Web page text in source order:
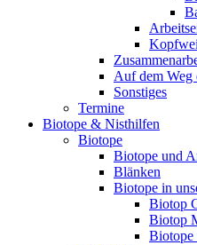
Auf dem Weg
Sonstiges
Termine
Biotope & Nisthilfen
Biotope
Biotope und
Blänken
Biotope in
Biotop
Biotop
Biotope